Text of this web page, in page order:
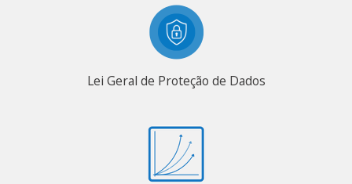
Lei Geral de Proteção de Dados